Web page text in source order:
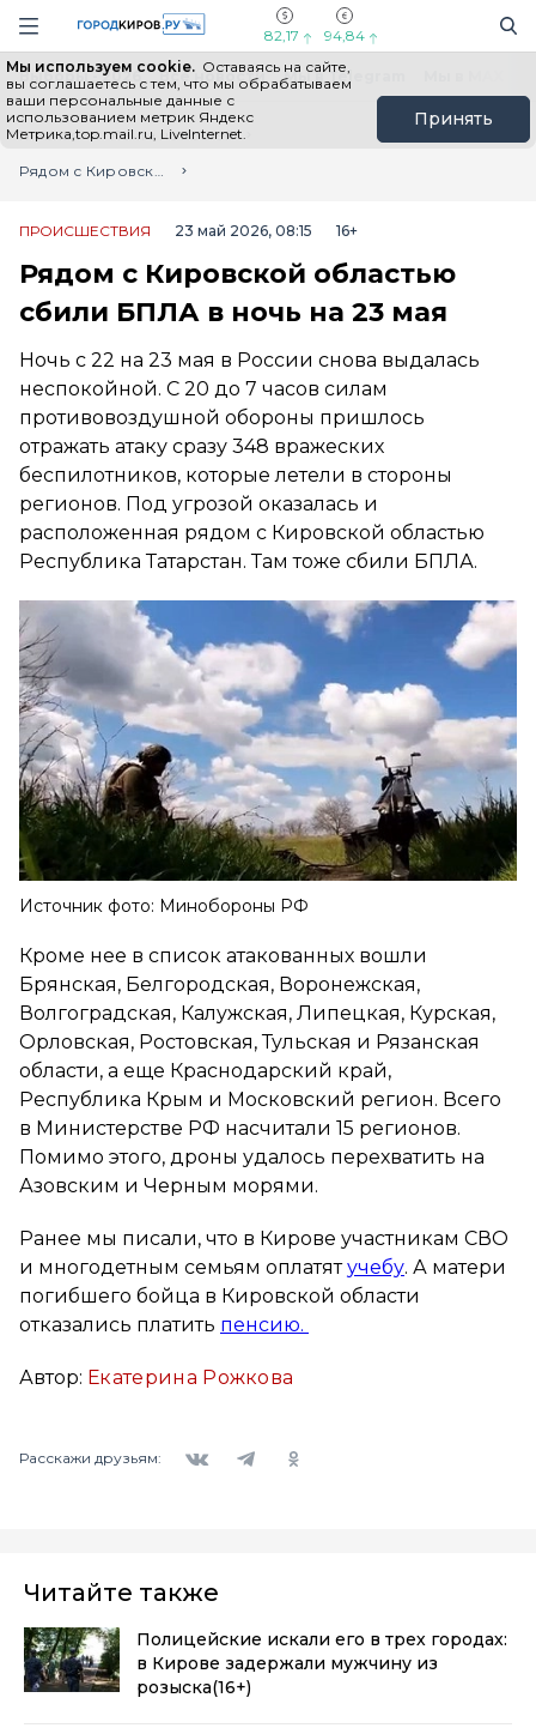
Навигация сайта
82,17 94,84
Мы используем cookie. Оставаясь на сайте,
вы соглашаетесь с тем, что мы обрабатываем
ваши персональные данные с
использованием метрик Яндекс
Метрика,top.mail.ru, LiveInternet.
Принять
Выборы - 2026 Все новости Мы в Telegram
Главная
Лента новостей
Рядом с Кировской областью сбили БПЛА в ночь на 23 мая
ПРОИСШЕСТВИЯ 23 май 2026, 08:15 16+
Рядом с Кировской областью
сбили БПЛА в ночь на 23 мая
Ночь с 22 на 23 мая в России снова выдалась
неспокойной. С 20 до 7 часов силам
противовоздушной обороны пришлось
отражать атаку сразу 348 вражеских
беспилотников, которые летели в стороны
регионов. Под угрозой оказалась и
расположенная рядом с Кировской областью
Республика Татарстан. Там тоже сбили БПЛА.
Источник фото: Минобороны РФ
Кроме нее в список атакованных вошли
Брянская, Белгородская, Воронежская,
Волгоградская, Калужская, Липецкая, Курская,
Орловская, Ростовская, Тульская и Рязанская
области, а еще Краснодарский край,
Республика Крым и Московский регион. Всего
в Министерстве РФ насчитали 15 регионов.
Помимо этого, дроны удалось перехватить на
Азовским и Черным морями.
Ранее мы писали, что в Кирове участникам СВО
и многодетным семьям оплатятучебу. А матери
погибшего бойца в Кировской области
отказались платить пенсию.
Автор: Екатерина Рожкова
Расскажи друзьям:
Читайте также
Полицейские искали его в трех городах:
в Кирове задержали мужчину из
розыска(16+)